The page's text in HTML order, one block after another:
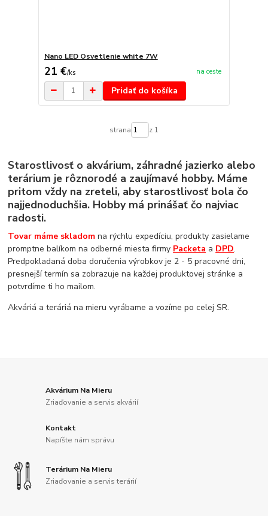
Nano LED Osvetlenie white 7W
21 €/ks na ceste
Pridať do košíka
strana z 1
Starostlivosť o akvárium, záhradné jazierko alebo
terárium je rôznorodé a zaujímavé hobby. Máme
pritom vždy na zreteli, aby starostlivosť bola čo
najjednoduchšia. Hobby má prinášať čo najviac
radosti.
Tovar máme skladom na rýchlu expedíciu, produkty zasielame
promptne balíkom na odberné miesta firmy Packeta a DPD.
Predpokladaná doba doručenia výrobkov je 2 - 5 pracovné dni,
presnejší termín sa zobrazuje na každej produktovej stránke a
potvrdíme ti ho mailom.
Akváriá a teráriá na mieru vyrábame a vozíme po celej SR.
Akvárium Na Mieru
Zriaďovanie a servis akvárií
Kontakt
Napíšte nám správu
Terárium Na Mieru
Zriaďovanie a servis terárií